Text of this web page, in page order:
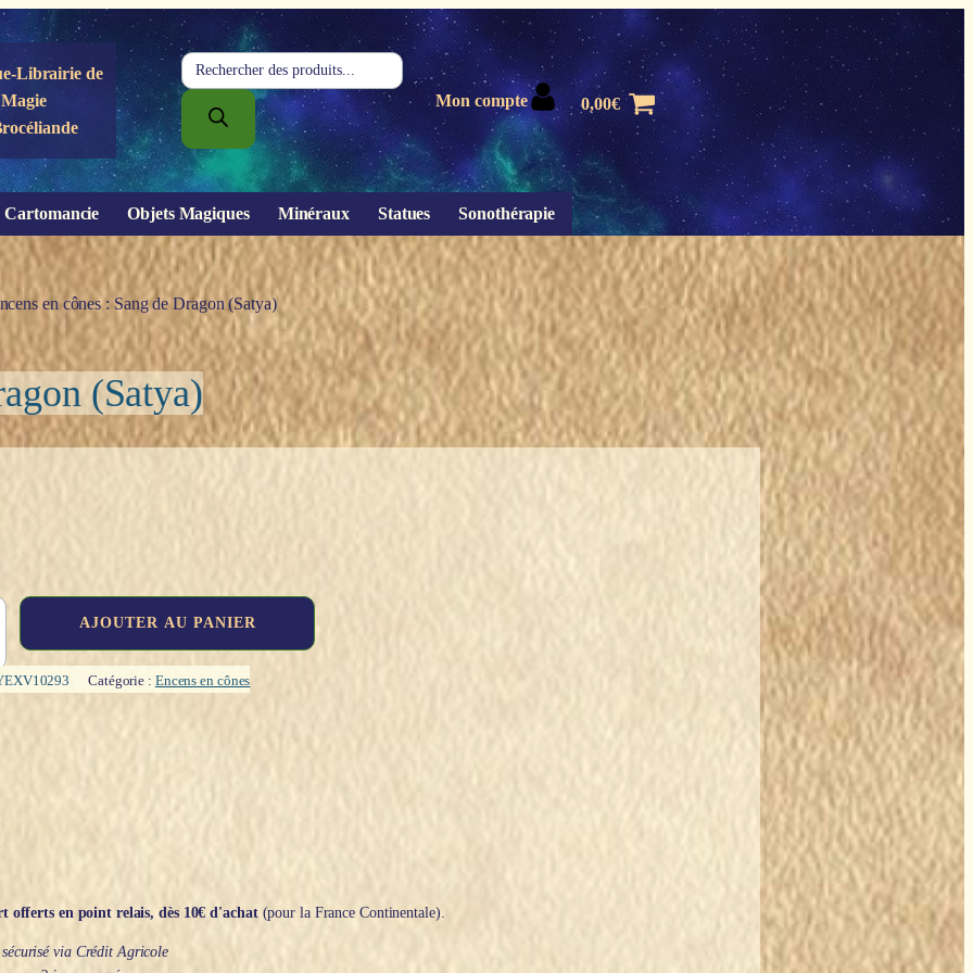
Librairie de
Magie
Recherche
de
produits
Mon compte 0,00€
Cartomancie Objets Magiques Minéraux Statues Sonothérapie
en cônes : Sang de Dragon (Satya)
(Satya)
AJOUTER AU PANIER
Catégorie : Encens en cônes
offerts en point relais, dès 10€ d'achat(pour la France Continentale).
via Crédit Agricole